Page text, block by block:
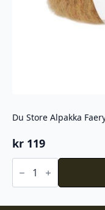
Du Store Alpakka
kr 119
Du
Store
Faerytale